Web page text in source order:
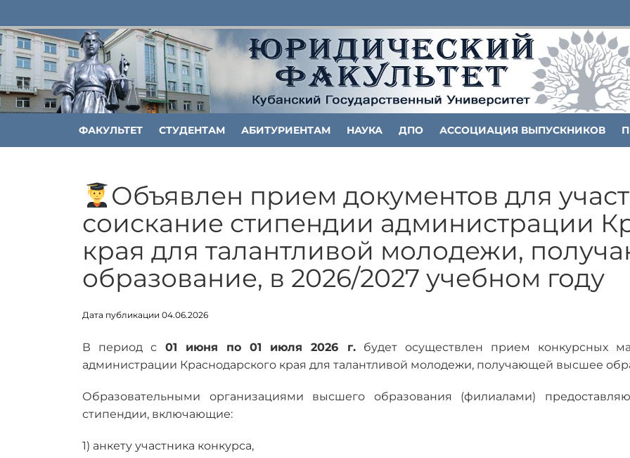
ФАКУЛЬТЕТ СТУДЕНТАМ АБИТУРИЕНТАМ НАУКА ДПО АССОЦИАЦИЯ ВЫПУСКНИКОВ
Объявлен прием документов для
соискание стипендии администрации
края для талантливой молодежи,
образование, в 2026/2027 учебном году
Дата публикации 04.06.2026
В период с 01 июня по 01 июля 2026 г.будет осуществлен прием конкурсных
администрации Краснодарского края для талантливой молодежи, получающей высшее
Образовательными организациями высшего образования (филиалами)
стипендии, включающие:
1) анкету участника конкурса,